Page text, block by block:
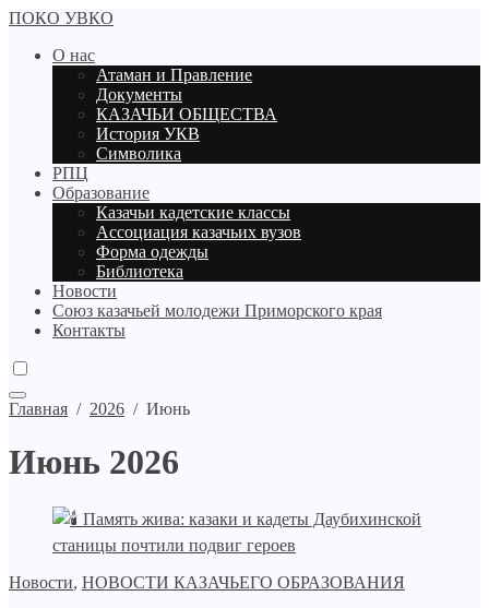
ПОКО УВКО
О нас
Атаман и Правление
Документы
КАЗАЧЬИ ОБЩЕСТВА
История УКВ
Символика
РПЦ
Образование
Казачьи кадетские классы
Ассоциация казачьих вузов
Форма одежды
Библиотека
Новости
Союз казачьей молодежи Приморского края
Контакты
Главная / 2026 / Июнь
Июнь 2026
Новости, НОВОСТИ КАЗАЧЬЕГО ОБРАЗОВАНИЯ